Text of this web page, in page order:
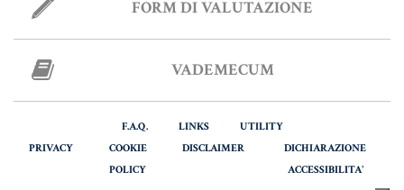
FORM DI VALUTAZIONE
VADEMECUM
F.A.Q. LINKS
UTILITY
PRIVACY
COOKIE
POLICY
DISCLAIMER
DICHIARAZIONE
ACCESSIBILITA'